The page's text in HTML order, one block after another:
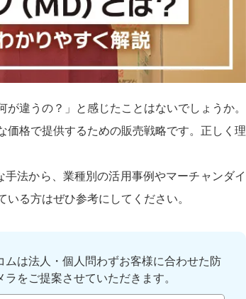
違うの？」と感じたことはないでしょうか。
価格で提供するための販売戦略です。正しく理
法から、業種別の活用事例やマーチャンダイ
る方はぜひ参考にしてください。
ムは法人・個人問わずお客様に合わせた防
ラをご提案させていただきます。